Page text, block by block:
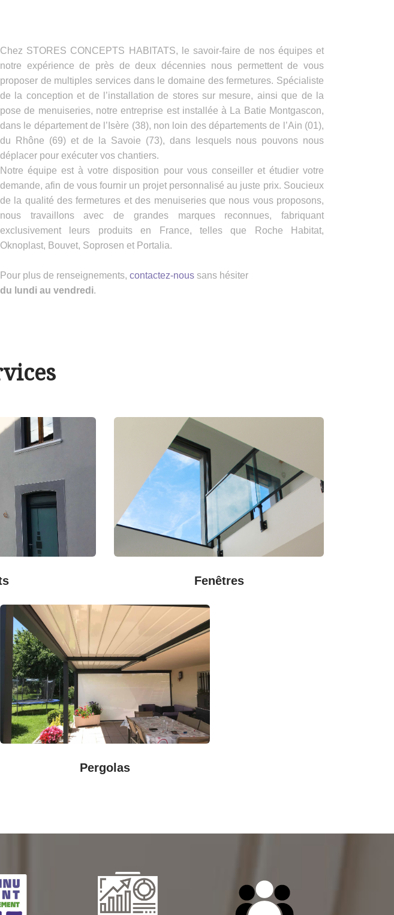
Chez STORES CONCEPTS HABITATS, le savoir-faire de nos équipes et
notre expérience de près de deux décennies nous permettent de vous
proposer de multiples services dans le domaine des fermetures. Spécialiste
de la conception et de l’installation de stores sur mesure, ainsi que de la
pose de menuiseries, notre entreprise est installée à La Batie Montgascon,
dans le département de l’Isère (38), non loin des départements de l’Ain (01),
du Rhône (69) et de la Savoie (73), dans lesquels nous pouvons nous
déplacer pour exécuter vos chantiers.
Notre équipe est à votre disposition pour vous conseiller et étudier votre
demande, afin de vous fournir un projet personnalisé au juste prix. Soucieux
de la qualité des fermetures et des menuiseries que nous vous proposons,
nous travaillons avec de grandes marques reconnues, fabriquant
exclusivement leurs produits en France, telles que Roche Habitat,
Oknoplast, Bouvet, Soprosen et Portalia.
Pour plus de renseignements, contactez-nous sans hésiter
du lundi au vendredi.
Fenêtres
Pergolas